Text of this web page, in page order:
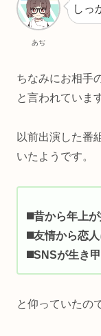
あぢ
しっ
ちなみにお相手
と言われていま
以前出演した番
いたようです。
◼️昔から年上が
◼️友情から恋
◼️SNSが生き
と仰っていたの